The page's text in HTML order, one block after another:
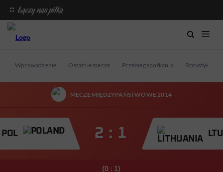
Wprowadzenie Ostatnie mecze Przebieg spotkania Statystyki
MECZE MIĘDZYPAŃSTWOWE 2014
POL 2 : 1 LTU
(0 : 1)